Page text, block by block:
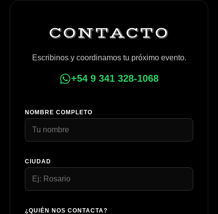
CONTACTO
Escribinos y coordinamos tu próximo evento.
+54 9 341 328-1068
NOMBRE COMPLETO
CIUDAD
¿QUIÉN NOS CONTACTA?